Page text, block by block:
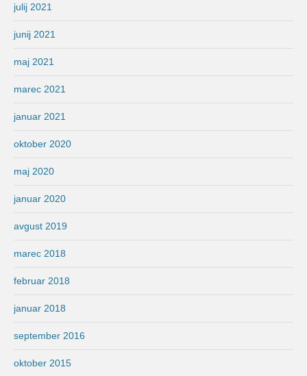
julij 2021
junij 2021
maj 2021
marec 2021
januar 2021
oktober 2020
maj 2020
januar 2020
avgust 2019
marec 2018
februar 2018
januar 2018
september 2016
oktober 2015